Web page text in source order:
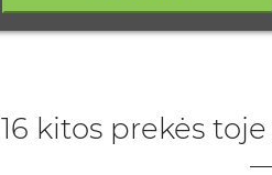
16 kitos prekės